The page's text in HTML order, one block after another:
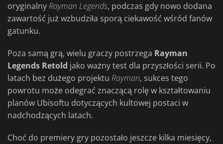
oryginalnyRayman Legends, podczas gdy nowo dodana
zawartość już wzbudziła sporą ciekawość wśród fanów
gatunku.
Poza samą grą, wielu graczy postrzega Rayman
Legends Retold jako ważny test dla przyszłości serii. Po
latach bez dużego projektu Rayman, sukces tego
powrotu może odegrać znaczącą rolę w kształtowaniu
planów Ubisoftu dotyczących kultowej postaci w
nadchodzących latach.
Choć do premiery gry pozostało jeszcze kilka miesięcy,